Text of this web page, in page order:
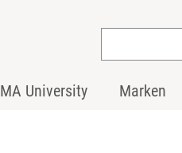
MA University Marken